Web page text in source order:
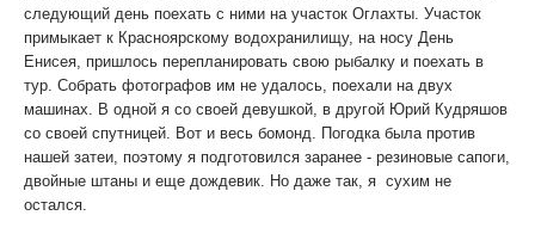
следующий день поехать с ними на участок Оглахты. Участок
примыкает к Красноярскому водохранилищу, на носу День
Енисея, пришлось перепланировать свою рыбалку и поехать в
тур. Собрать фотографов им не удалось, поехали на двух
машинах. В одной я со своей девушкой, в другой Юрий Кудряшов
со своей спутницей. Вот и весь бомонд. Погодка была против
нашей затеи, поэтому я подготовился заранее - резиновые сапоги,
двойные штаны и еще дождевик. Но даже так, я сухим не
остался.